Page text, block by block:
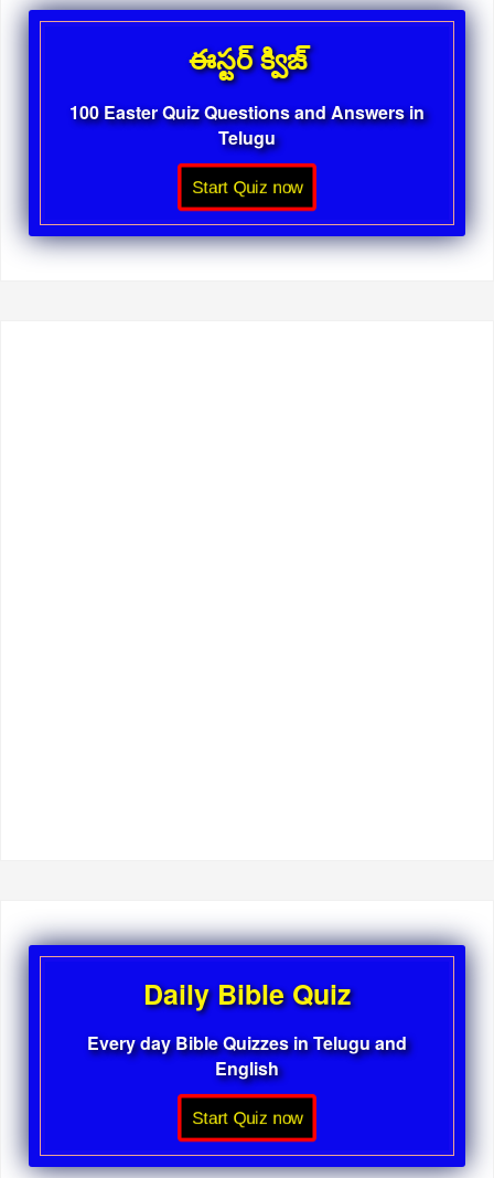
ఈస్టర్ క్విజ్
100 Easter Quiz Questions and Answers in
Telugu
Start Quiz now
Daily Bible Quiz
Every day Bible Quizzes in Telugu and
English
Start Quiz now